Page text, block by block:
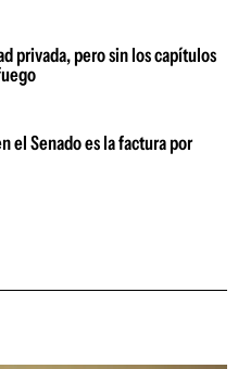
privada, pero sin los capítulos
el Senado es la factura por